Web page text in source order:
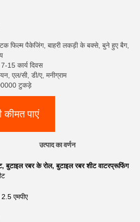
फिल्म पैकेजिंग, बाहरी लकड़ी के बक्से, बुने हुए बैग,
15 कार्य दिवस
एल/सी, डी/ए, मनीग्राम
टुकड़े
पाएं
उत्पाद का वर्णन
,बुटाइल रबर के रोल,बुटाइल रबर शीट वाटरप्रूफिंग
एमपीए